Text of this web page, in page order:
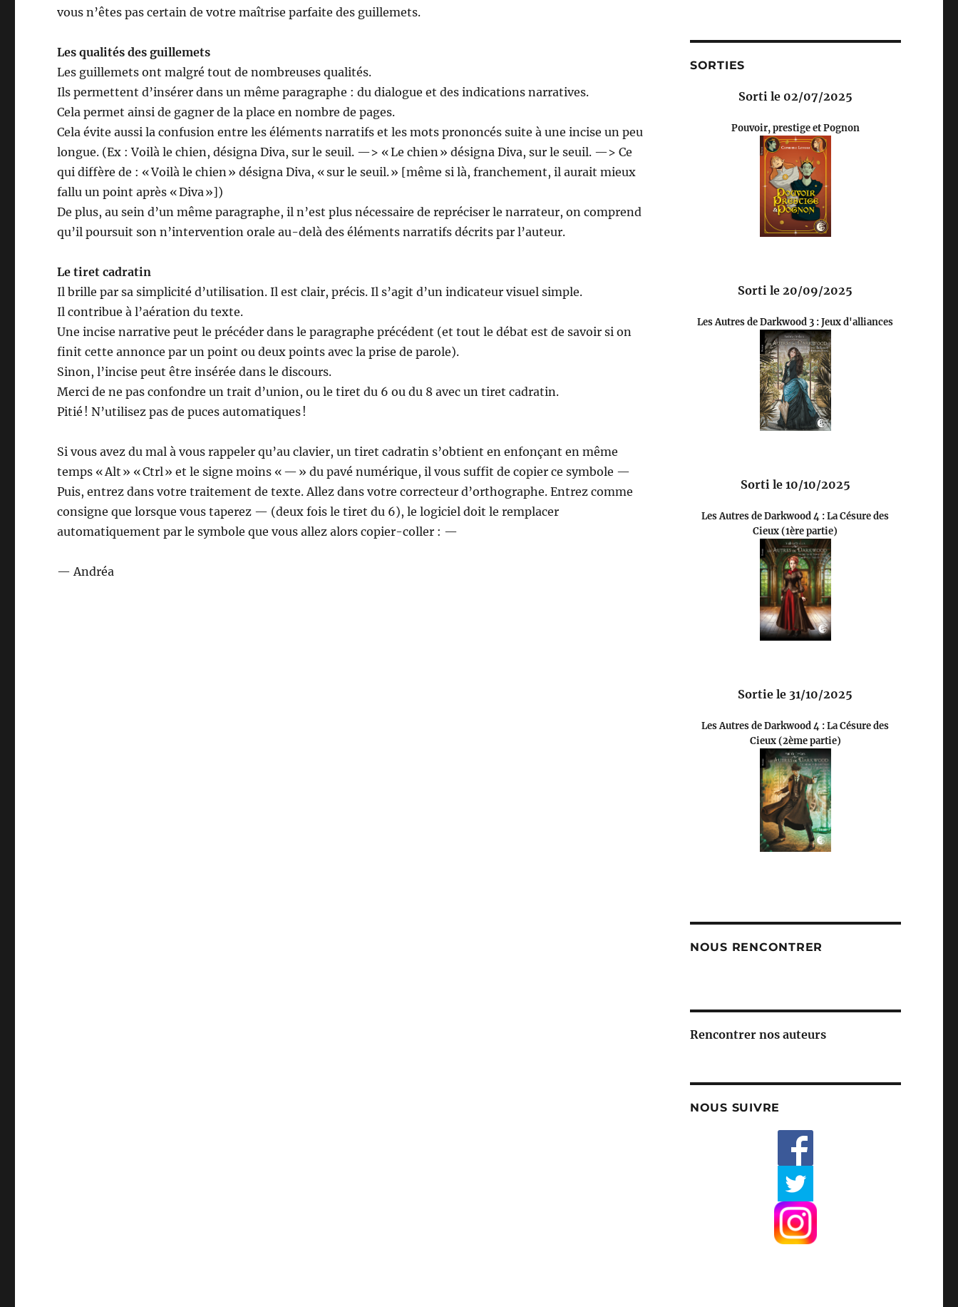
vous n’êtes pas certain de votre maîtrise parfaite des guillemets.
Les qualités des guillemets
Les guillemets ont malgré tout de nombreuses qualités.
Ils permettent d’insérer dans un même paragraphe : du dialogue et des indications narratives.
Cela permet ainsi de gagner de la place en nombre de pages.
Cela évite aussi la confusion entre les éléments narratifs et les mots prononcés suite à une incise un peu
longue. (Ex : Voilà le chien, désigna Diva, sur le seuil. —> « Le chien » désigna Diva, sur le seuil. —> Ce
qui diffère de : « Voilà le chien » désigna Diva, « sur le seuil. » [même si là, franchement, il aurait mieux
fallu un point après « Diva »])
De plus, au sein d’un même paragraphe, il n’est plus nécessaire de repréciser le narrateur, on comprend
qu’il poursuit son n’intervention orale au-delà des éléments narratifs décrits par l’auteur.
Le tiret cadratin
Il brille par sa simplicité d’utilisation. Il est clair, précis. Il s’agit d’un indicateur visuel simple.
Il contribue à l’aération du texte.
Une incise narrative peut le précéder dans le paragraphe précédent (et tout le débat est de savoir si on
finit cette annonce par un point ou deux points avec la prise de parole).
Sinon, l’incise peut être insérée dans le discours.
Merci de ne pas confondre un trait d’union, ou le tiret du 6 ou du 8 avec un tiret cadratin.
Pitié ! N’utilisez pas de puces automatiques !
Si vous avez du mal à vous rappeler qu’au clavier, un tiret cadratin s’obtient en enfonçant en même
temps « Alt » « Ctrl » et le signe moins « — » du pavé numérique, il vous suffit de copier ce symbole —
Puis, entrez dans votre traitement de texte. Allez dans votre correcteur d’orthographe. Entrez comme
consigne que lorsque vous taperez — (deux fois le tiret du 6), le logiciel doit le remplacer
automatiquement par le symbole que vous allez alors copier-coller : —
— Andréa
SORTIES
Sorti le 02/07/2025
Pouvoir, prestige et Pognon
Sorti le 20/09/2025
Les Autres de Darkwood 3 : Jeux d'alliances
Sorti le 10/10/2025
Les Autres de Darkwood 4 : La Césure des
Cieux (1ère partie)
Sortie le 31/10/2025
Les Autres de Darkwood 4 : La Césure des
Cieux (2ème partie)
NOUS RENCONTRER
Rencontrer nos auteurs
NOUS SUIVRE